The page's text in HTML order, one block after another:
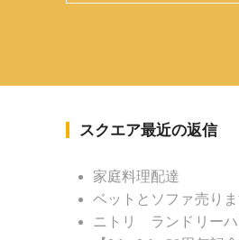
ぎ) テニス、
ル KLソフ
「JalanJalan」「J
督 BKKソフ
スクエア最近の返信
家庭料理配達
ベットとソファ売り
ニトリ ランドリーハ